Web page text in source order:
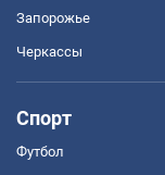
Запорожье
Черкассы
Спорт
Футбол